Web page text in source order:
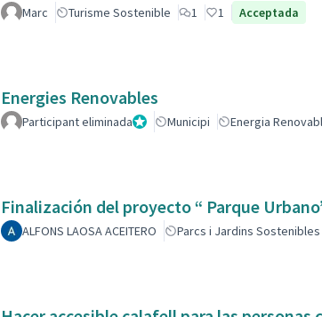
Marc Turisme Sostenible 1 1 Acceptada
Energies Renovables
Participant eliminadaAdministrador
Municipi Energia
Finalización del proyecto “ Parque
ALFONS LAOSA ACEITERO Parcs i Jardins Sostenibles